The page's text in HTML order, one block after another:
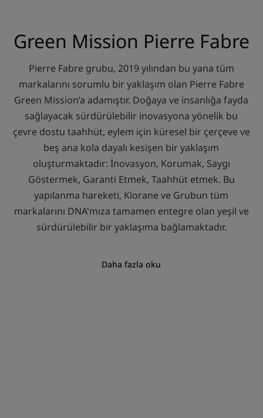
Green Mission Pierre Fabre
Pierre Fabre grubu, 2019 yılından bu yana tüm
markalarını sorumlu bir yaklaşım olan Pierre Fabre
Green Mission’a adamıştır. Doğaya ve insanlığa fayda
sağlayacak sürdürülebilir inovasyona yönelik bu
çevre dostu taahhüt, eylem için küresel bir çerçeve ve
beş ana kola dayalı kesişen bir yaklaşım
oluşturmaktadır: İnovasyon, Korumak, Saygı
Göstermek, Garanti Etmek, Taahhüt etmek. Bu
yapılanma hareketi, Klorane ve Grubun tüm
markalarını DNA'mıza tamamen entegre olan yeşil ve
sürdürülebilir bir yaklaşıma bağlamaktadır.
Daha fazla oku